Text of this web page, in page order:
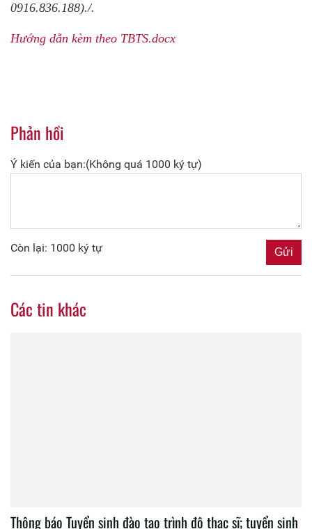
0916.836.188)./.
Hướng dẫn kèm theo TBTS.docx
Phản hồi
Ý kiến của bạn:(Không quá 1000 ký tự)
Còn lại: 1000 ký tự
Các tin khác
Thông báo Tuyển sinh đào tạo trình độ thạc sĩ; tuyển sinh